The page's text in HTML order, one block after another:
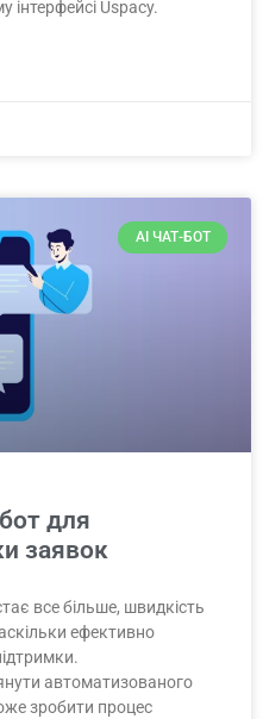
інтерфейсі Uspacy.
AI ЧАТ-БОТ
для
заявок
все більше, швидкість
ефективно
автоматизованого
зробити процес